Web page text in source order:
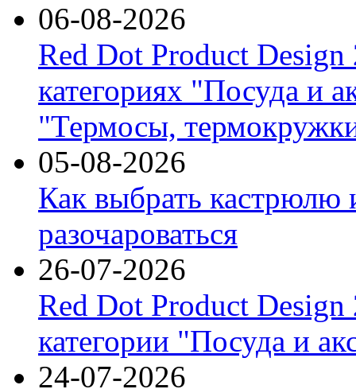
06-08-2026
Red Dot Product Design
категориях "Посуда и
"Термосы,
05-08-2026
Как выбрать кастрюлю
разочароваться
26-07-2026
Red Dot Product Design
категории "Посуда и
24-07-2026